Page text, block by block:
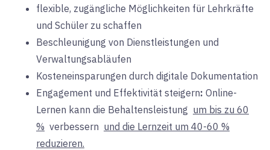
flexible, zugängliche Möglichkeiten für Lehrkräfte
und Schüler zu schaffen
Beschleunigung von Dienstleistungen und
Verwaltungsabläufen
Kosteneinsparungen durch digitale Dokumentation
Engagement und Effektivität steigern: Online-
Lernen kann die Behaltensleistung um bis zu 60
% verbessern und die Lernzeit um 40-60 %
reduzieren.